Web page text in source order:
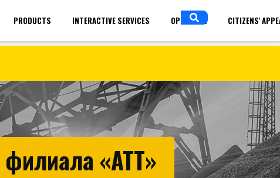
Sign in ENGLISH
PRODUCTS INTERACTIVE SERVICES OPEN DATA CITIZENS'
«АТТ»